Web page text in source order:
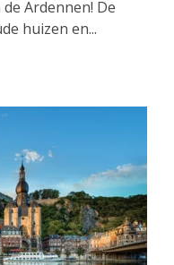
Ardennen! De
huizen en...